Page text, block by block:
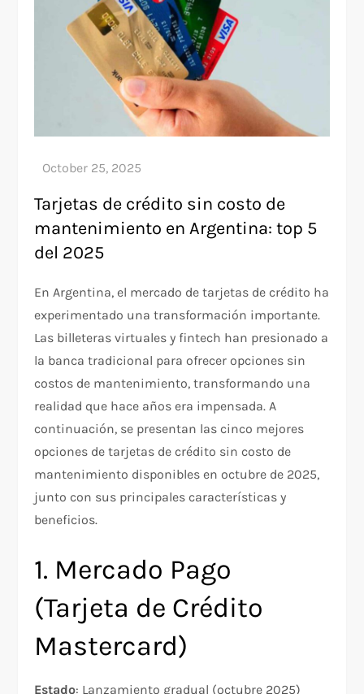
Tarjetas de crédito sin costo de
mantenimiento en Argentina: top 5
del 2025
En Argentina, el mercado de tarjetas de crédito ha
experimentado una transformación importante.
Las billeteras virtuales y fintech han presionado a
la banca tradicional para ofrecer opciones sin
costos de mantenimiento, transformando una
realidad que hace años era impensada. A
continuación, se presentan las cinco mejores
opciones de tarjetas de crédito sin costo de
mantenimiento disponibles en octubre de 2025,
junto con sus principales características y
beneficios.
1. Mercado Pago
(Tarjeta de Crédito
Mastercard)
Estado: Lanzamiento gradual (octubre 2025)